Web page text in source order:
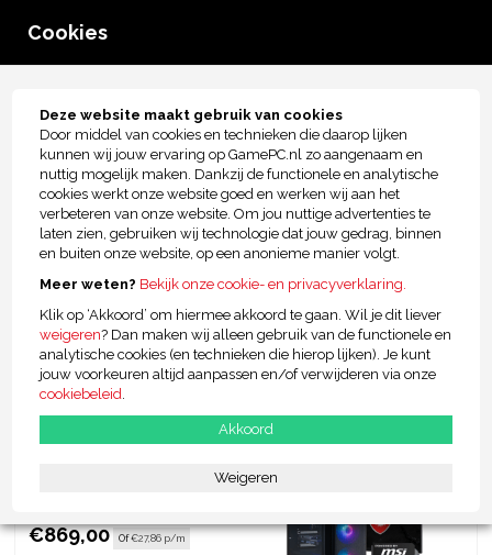
Cookies
Deze website maakt gebruik van cookies
Door middel van cookies en technieken die daarop lijken
kunnen wij jouw ervaring op GamePC.nl zo aangenaam en
nuttig mogelijk maken. Dankzij de functionele en analytische
cookies werkt onze website goed en werken wij aan het
verbeteren van onze website. Om jou nuttige advertenties te
laten zien, gebruiken wij technologie dat jouw gedrag, binnen
en buiten onze website, op een anonieme manier volgt.
Meer weten? Bekijk onze cookie- en privacyverklaring.
Klik op ‘Akkoord’ om hiermee akkoord te gaan. Wil je dit liever
weigeren? Dan maken wij alleen gebruik van de functionele en
analytische cookies (en technieken die hierop lijken). Je kunt
jouw voorkeuren altijd aanpassen en/of verwijderen via onze
cookiebeleid.
Akkoord
Weigeren
Tot € 2.500,- kopersbescherming!
MSI Prebuilt Gaming PC's
Kies één van onze MSI Prebuilt Gaming PC's - voor 12:00 uur besteld,
morgen gamen!
Inch monitor
Prestaties
€959,00 €30,75 p/m
Meer informatie
MSI RTX 3050 AMD Game PC
€869,00 Of€27,86 p/m